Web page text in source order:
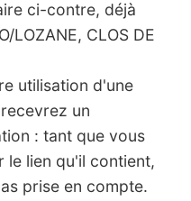
ci-contre, déjà
LOZANE, CLOS DE
utilisation d'une
un
: tant que vous
le lien qu'il contient,
prise en compte.